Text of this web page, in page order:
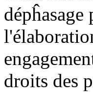
droits des